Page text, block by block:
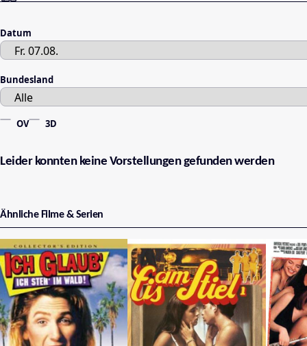
Datum
Bundesland
OV 3D
Leider konnten keine Vorstellungen gefunden werden
Ähnliche Filme & Serien